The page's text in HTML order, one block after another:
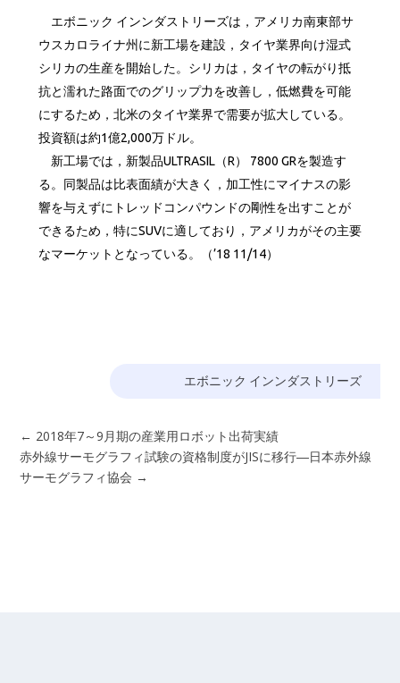
エボニック インンダストリーズは，アメリカ南東部サ
ウスカロライナ州に新工場を建設，タイヤ業界向け湿式
シリカの生産を開始した。シリカは，タイヤの転がり抵
抗と濡れた路面でのグリップ力を改善し，低燃費を可能
にするため，北米のタイヤ業界で需要が拡大している。
投資額は約1億2,000万ドル。
新工場では，新製品ULTRASIL（R） 7800 GRを製造す
る。同製品は比表面績が大きく，加工性にマイナスの影
響を与えずにトレッドコンパウンドの剛性を出すことが
できるため，特にSUVに適しており，アメリカがその主要
なマーケットとなっている。（’18 11/14）
エボニック インンダストリーズ
← 2018年7～9月期の産業用ロボット出荷実績
赤外線サーモグラフィ試験の資格制度がJISに移行―日本赤外線
サーモグラフィ協会 →